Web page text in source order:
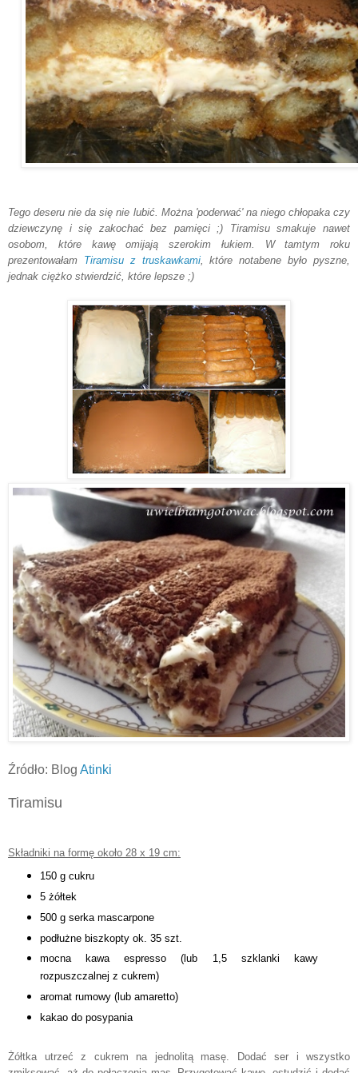
Tego deseru nie da się nie lubić. Można 'poderwać' na niego chłopaka czy
dziewczynę i się zakochać bez pamięci ;) Tiramisu smakuje nawet
osobom, które kawę omijają szerokim łukiem. W tamtym roku
prezentowałam Tiramisu z truskawkami, które notabene było pyszne,
jednak ciężko stwierdzić, które lepsze ;)
Źródło: Blog Atinki
Tiramisu
Składniki na formę około 28 x 19 cm:
150 g cukru
5 żółtek
500 g serka mascarpone
podłużne biszkopty ok. 35 szt.
mocna kawa espresso (lub 1,5 szklanki kawy
rozpuszczalnej z cukrem)
aromat rumowy (lub amaretto)
kakao do posypania
Żółtka utrzeć z cukrem na jednolitą masę. Dodać ser i wszystko